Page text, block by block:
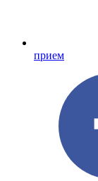
прием